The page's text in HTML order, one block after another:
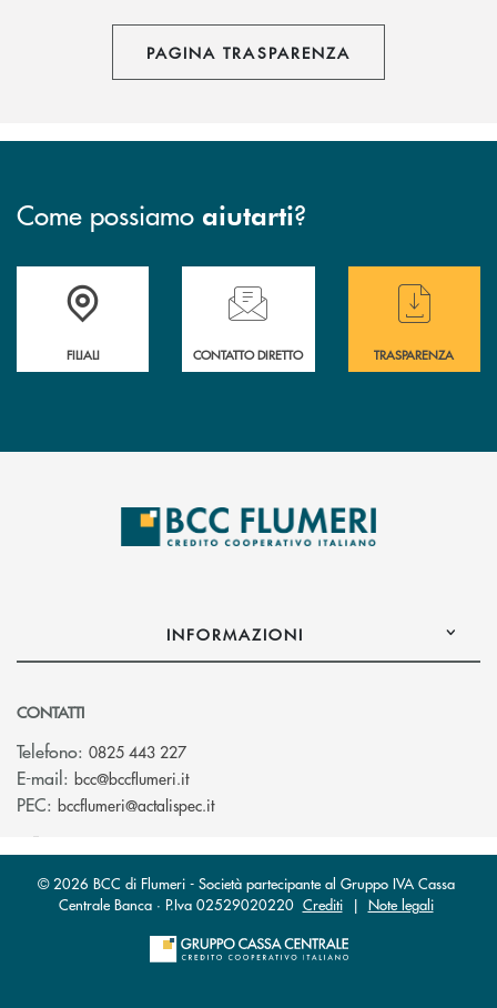
PAGINA TRASPARENZA
Come possiamo aiutarti?
Trova la filiale più vicina a te
FILIALI
Hai bisogno di assistenza immediata ?
CONTATTO DIRETTO
Hai bisogno di
TRASPARENZA
INFORMAZIONI
CONTATTI
Telefono: 0825 443 227
E-mail: bcc@bccflumeri.it(si apre l’app di posta elettronica)
PEC: bccflumeri@actalispec.it(si apre l’app di posta elettronica)
© 2026 BCC di Flumeri - Società partecipante al Gruppo IVA Cassa
Centrale Banca · P.Iva 02529020220 Crediti| Note legali